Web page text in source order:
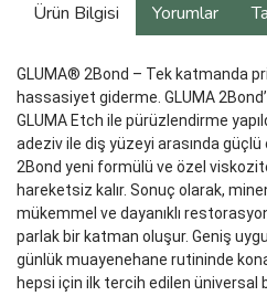
Ürün Bilgisi Yorumlar
GLUMA® 2Bond – Tek katmanda
hassasiyet giderme. GLUMA
GLUMA Etch ile pürüzlendirme
adeziv ile diş yüzeyi arasında
2Bond yeni formülü ve özel
hareketsiz kalır. Sonuç olarak,
mükemmel ve dayanıklı
parlak bir katman oluşur. Geniş
günlük muayenehane rutininde
hepsi için ilk tercih edilen üniversal